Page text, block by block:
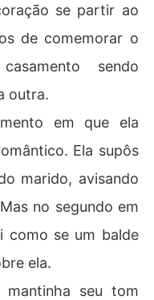
se partir ao
de comemorar o
sendo
outra.
em que ela
Ela supôs
marido, avisando
no segundo em
como se um balde
ela.
mantinha seu tom